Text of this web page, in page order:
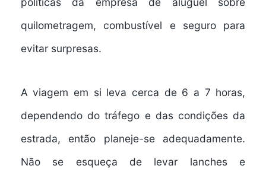
quilometragem, combustível e seguro para
evitar surpresas.
Aviagem em si leva cerca de 6 a 7 horas,
dependendo do tráfego e das condições da
estrada, então planeje-se adequadamente.
Não se esqueça de levar lanches e